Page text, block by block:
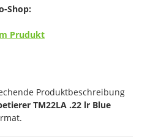
Shop:
Prudukt
Produktbeschreibung
TM22LA .22 lr Blue